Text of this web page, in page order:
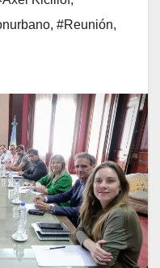
, #Reunión,